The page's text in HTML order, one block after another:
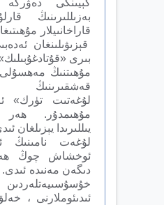
كېيىنكى
بەزىللىرىنىڭ
قاراخانىيلار
قېزىۋىلىنغان
بىرى
مۇھىتنىڭ
قەشقىرىنىڭ
لۇغەتىت تۈرك»
يىللىرىدا يېزىلغان
لۇغەت نامىنىڭ
ئوخشاش چوڭ
دىگەن مەنىدە ئىدى.
ئىدىئوملارنى ،